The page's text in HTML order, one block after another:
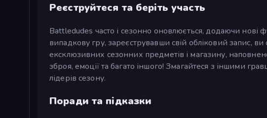
Реєструйтеся та беріть участь
Battledudes часто і сезонно оновлюється, додаючи нові
випадкову гру, зареєструвавши свій обліковий запис,
ексклюзивних сезонних предметів і магазину,
зброя, емоції та багато іншого! Змагайтеся з іншими
лідерів сезону.
Поради та підказки